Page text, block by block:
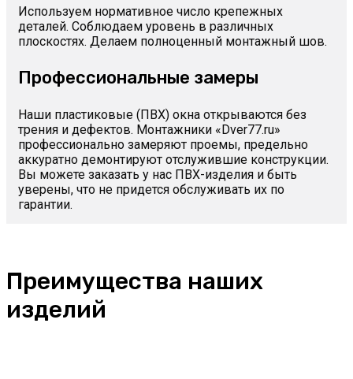
Используем нормативное число крепежных
деталей. Соблюдаем уровень в различных
плоскостях. Делаем полноценный монтажный шов.
Профессиональные замеры
Наши пластиковые (ПВХ) окна открываются без
трения и дефектов. Монтажники «Dver77.ru»
профессионально замеряют проемы, предельно
аккуратно демонтируют отслужившие конструкции.
Вы можете заказать у нас ПВХ-изделия и быть
уверены, что не придется обслуживать их по
гарантии.
Преимущества наших
изделий